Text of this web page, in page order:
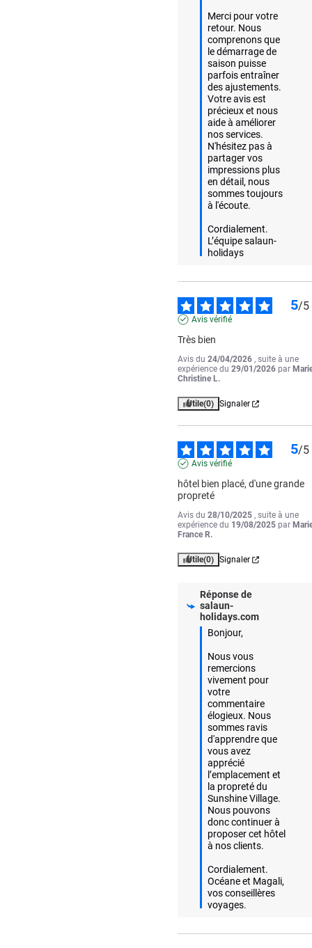
Merci pour votre
retour. Nous
comprenons que
le démarrage de
saison puisse
parfois entraîner
des ajustements.
Votre avis est
précieux et nous
aide à améliorer
nos services.
N'hésitez pas à
partager vos
impressions plus
en détail, nous
sommes toujours
à l'écoute.
Cordialement.
L’équipe salaun-
holidays
5/5
Avis vérifié
Très bien
Avis du24/04/2026 , suite à une
expérience du29/01/2026 par
Christine L.
Utile(0) Signaler
5/5
Avis vérifié
hôtel bien placé, d'une grande
propreté
Avis du28/10/2025 , suite à une
expérience du 19/08/2025 par
France R.
Utile(0) Signaler
Réponse de
salaun-
holidays.com
Bonjour,
Nous vous
remercions
vivement pour
votre
commentaire
élogieux. Nous
sommes ravis
d'apprendre que
vous avez
apprécié
l’emplacement et
la propreté du
Sunshine Village.
Nous pouvons
donc continuer à
proposer cet hôtel
à nos clients.
Cordialement.
Océane et Magali,
vos conseillères
voyages.